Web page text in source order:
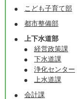
こども子育て部
都市整備部
上下水道部
経営政策課
下水道課
浄化センター
上水道課
会計課